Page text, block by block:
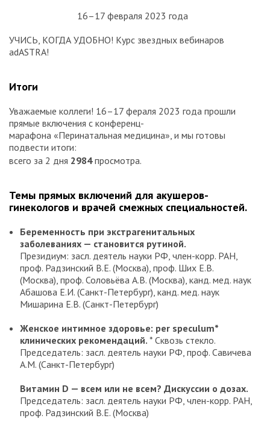
16–17 февраля 2023 года
УЧИСЬ, КОГДА УДОБНО! Курс звездных вебинаров
adASTRA!
Итоги
Уважаемые коллеги! 16–17 фераля 2023 года прошли
прямые включения с конференц-
марафона «Перинатальная медицина», и мы готовы
подвести итоги:
всего за 2 дня 2984просмотра.
Темы прямых включений для акушеров-
гинекологов и врачей смежных специальностей.
Беременность при экстрагенитальных
заболеваниях — становится рутиной.
Президиум: засл. деятель науки РФ, член-корр. РАН,
проф. Радзинский В.Е. (Москва), проф. Ших Е.В.
(Москва), проф. Соловьёва А.В. (Москва), канд. мед. наук
Абашова Е.И. (Санкт-Петербург), канд. мед. наук
Мишарина Е.В. (Санкт-Петербург)
Женское интимное здоровье: per speculum*
клинических рекомендаций. * Сквозь стекло.
Председатель: засл. деятель науки РФ, проф. Савичева
А.М. (Санкт-Петербург)
Витамин D — всем или не всем? Дискуссии о дозах.
Председатель: засл. деятель науки РФ, член-корр. РАН,
проф. Радзинский В.Е. (Москва)